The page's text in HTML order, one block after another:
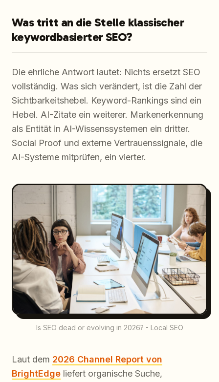
Was tritt an die Stelle klassischer
keywordbasierter SEO?
Die ehrliche Antwort lautet: Nichts ersetzt SEO
vollständig. Was sich verändert, ist die Zahl der
Sichtbarkeitshebel. Keyword-Rankings sind ein
Hebel. AI-Zitate ein weiterer. Markenerkennung
als Entität in AI-Wissenssystemen ein dritter.
Social Proof und externe Vertrauenssignale, die
AI-Systeme mitprüfen, ein vierter.
Is SEO dead or evolving in 2026? - Local SEO
Laut dem 2026 Channel Report von
BrightEdge liefert organische Suche,